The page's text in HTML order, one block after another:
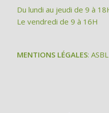
Du lundi au jeudi de 9 à
Le vendredi de 9 à 16H
MENTIONS LÉGALES: